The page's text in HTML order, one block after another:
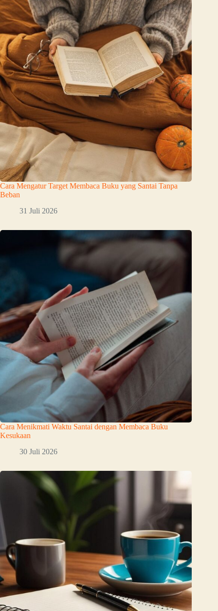
Cara Mengatur Target Membaca Buku yang Santai Tanpa
Beban
31 Juli 2026
Cara Menikmati Waktu Santai dengan Membaca Buku
Kesukaan
30 Juli 2026